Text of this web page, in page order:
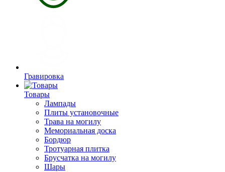
Гравировка
Товары
Лампады
Плиты установочные
Трава на могилу
Мемориальная доска
Бордюр
Тротуарная плитка
Брусчатка на могилу
Шары